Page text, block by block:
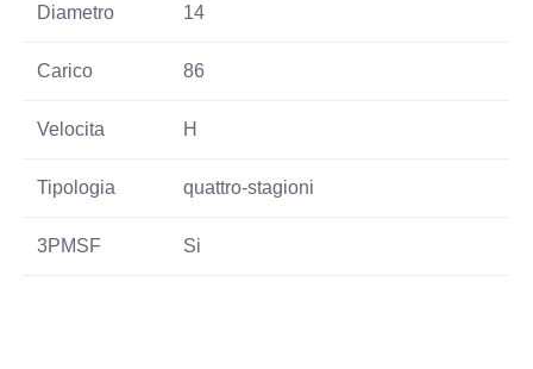
Diametro 14
Carico 86
Velocita H
Tipologia quattro-stagioni
3PMSF Si